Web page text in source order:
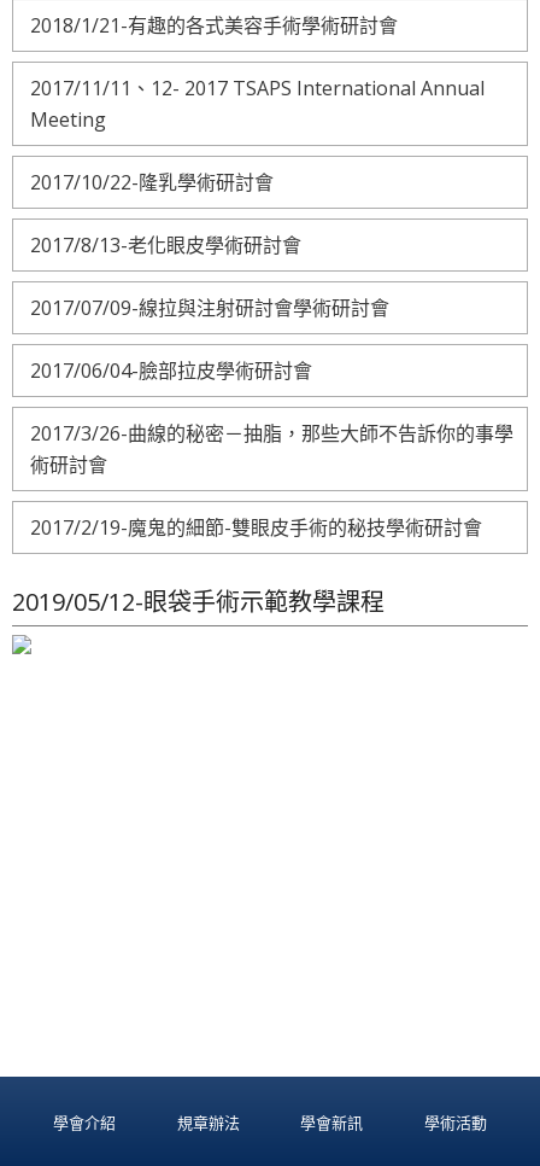
2018/1/21-有趣的各式美容手術學術研討會
2017/11/11、12- 2017 TSAPS International Annual
Meeting
2017/10/22-隆乳學術研討會
2017/8/13-老化眼皮學術研討會
2017/07/09-線拉與注射研討會學術研討會
2017/06/04-臉部拉皮學術研討會
2017/3/26-曲線的秘密－抽脂，那些大師不告訴你的事學
術研討會
2017/2/19-魔鬼的細節-雙眼皮手術的秘技學術研討會
2019/05/12-眼袋手術示範教學課程
學會介紹 規章辦法 學會新訊 學術活動